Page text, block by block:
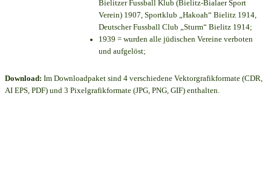
Bielitzer Fussball Klub (Bielitz-Bialaer Sport
Verein) 1907, Sportklub „Hakoah“ Bielitz 1914,
Deutscher Fussball Club „Sturm“ Bielitz 1914;
1939 = wurden alle jüdischen Vereine verboten
und aufgelöst;
Download: Im Downloadpaket sind 4 verschiedene Vektorgrafikformate (CDR,
AI EPS, PDF) und 3 Pixelgrafikformate (JPG, PNG, GIF) enthalten.